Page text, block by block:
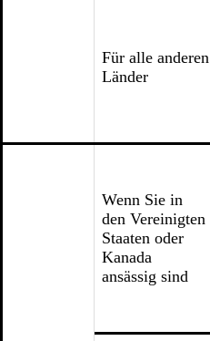
Für alle anderen
Länder
Wenn Sie in
den Vereinigten
Staaten oder
Kanada
ansässig sind